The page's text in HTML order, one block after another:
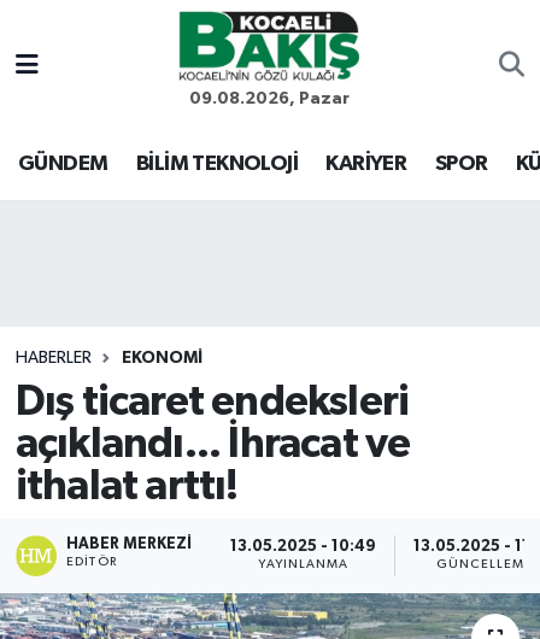
09.08.2026, Pazar
GÜNDEM BİLİM TEKNOLOJİ KARİYER SPOR
HABERLER EKONOMİ
Dış ticaret endeksleri
açıklandı... İhracat ve
ithalat arttı!
HABER MERKEZI
EDITÖR
13.05.2025 - 10:49
YAYINLANMA
13.05.2025 -
GÜNCELLEME
Kocaeli Nöbetçi Eczaneler
Kocaeli Hava Durumu
Son Dakika Haberleri
Haber Arşivi